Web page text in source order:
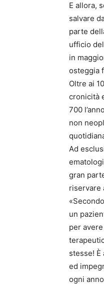
E allora,
salvare
parte
ufficio
in
osteggia
Oltre ai
cronicità
700
non
Ad
gran
riservare
un
per
stesse!
ed
ogni